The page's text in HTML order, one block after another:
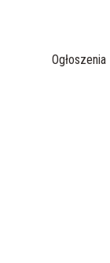
Ogłoszenia